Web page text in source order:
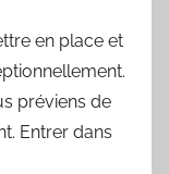
en place et
préviens de
Entrer dans